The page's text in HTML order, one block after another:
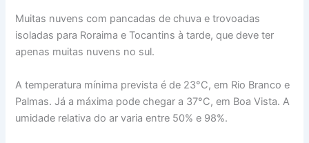
Muitas nuvens com pancadas de chuva e trovoadas
isoladas para Roraima e Tocantins à tarde, que deve ter
apenas muitas nuvens no sul.
A temperatura mínima prevista é de 23°C, em Rio Branco e
Palmas. Já a máxima pode chegar a 37°C, em Boa Vista. A
umidade relativa do ar varia entre 50% e 98%.